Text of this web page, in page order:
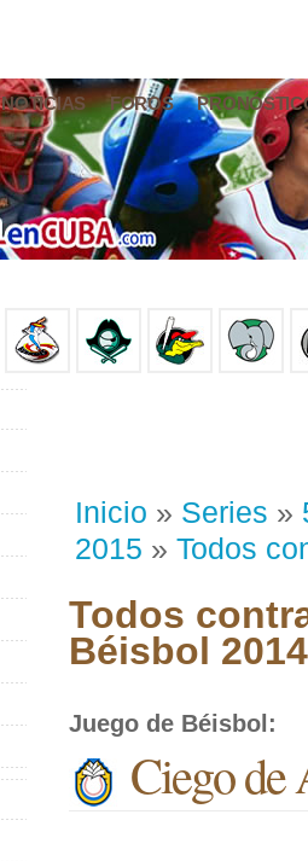
NOTICIAS FOROS
Inicio » Series »
2015 » Todos
Todos
Béisbol
Juego de Béisbol :
Ciego de